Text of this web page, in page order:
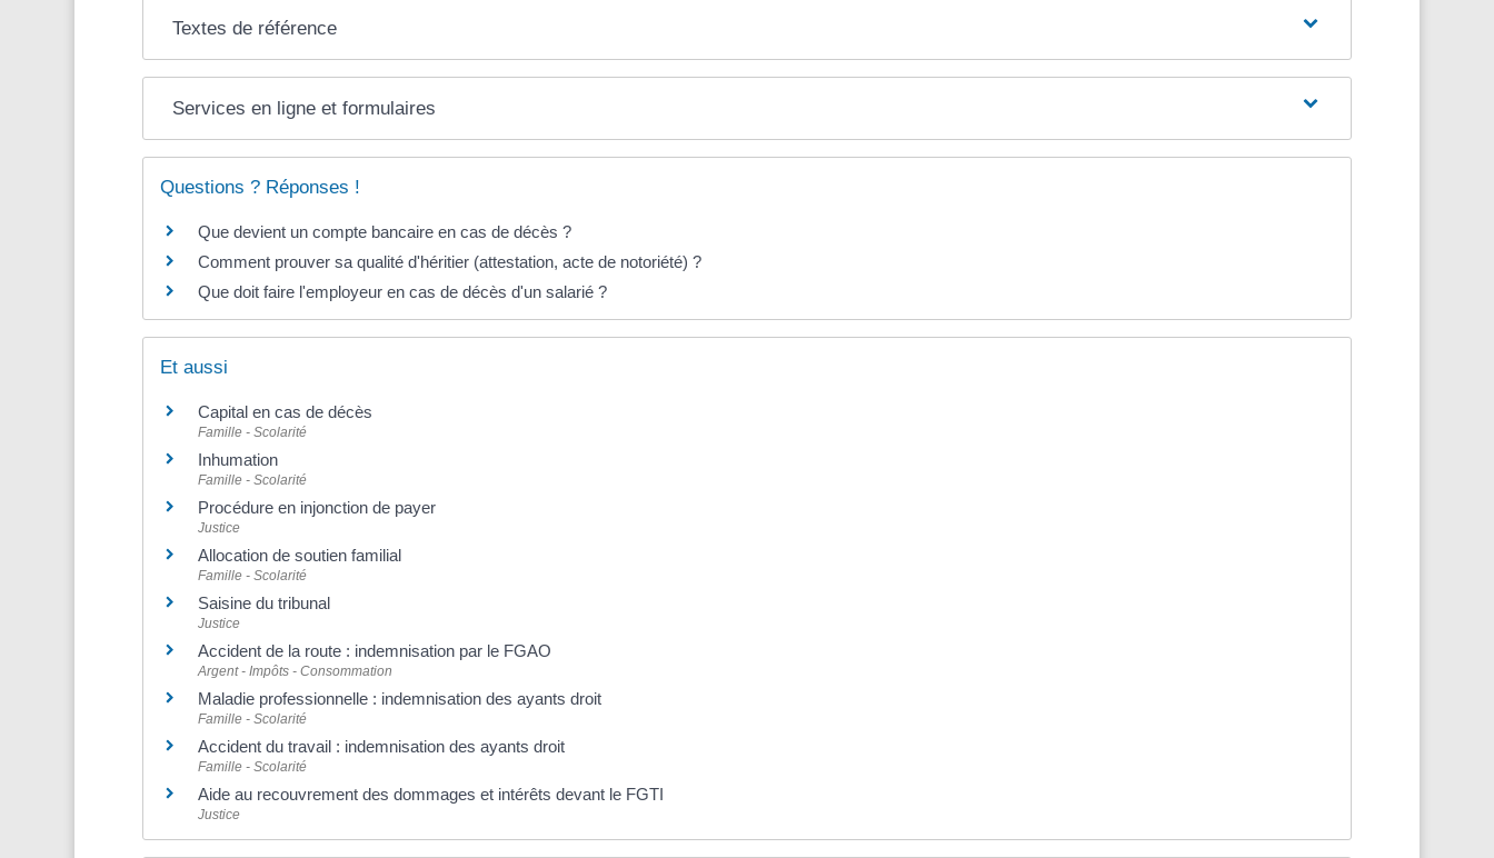
Textes de référence
Services en ligne et formulaires
Questions ? Réponses !
Que devient un compte bancaire en cas de décès ?
Comment prouver sa qualité d'héritier (attestation, acte de notoriété) ?
Que doit faire l'employeur en cas de décès d'un salarié ?
Et aussi
Capital en cas de décès
Famille - Scolarité
Inhumation
Famille - Scolarité
Procédure en injonction de payer
Justice
Allocation de soutien familial
Famille - Scolarité
Saisine du tribunal
Justice
Accident de la route : indemnisation par le FGAO
Argent - Impôts - Consommation
Maladie professionnelle : indemnisation des ayants droit
Famille - Scolarité
Accident du travail : indemnisation des ayants droit
Famille - Scolarité
Aide au recouvrement des dommages et intérêts devant le FGTI
Justice